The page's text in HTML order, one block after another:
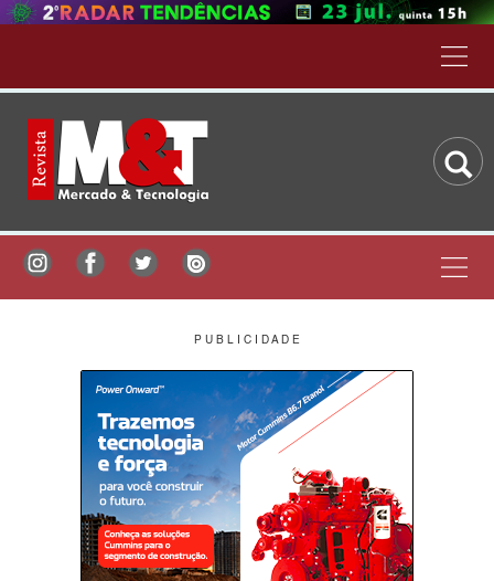
P U B L I C I D A D E